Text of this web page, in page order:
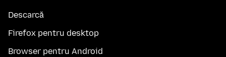
Descarcă
Firefox pentru desktop
Browser pentru Android